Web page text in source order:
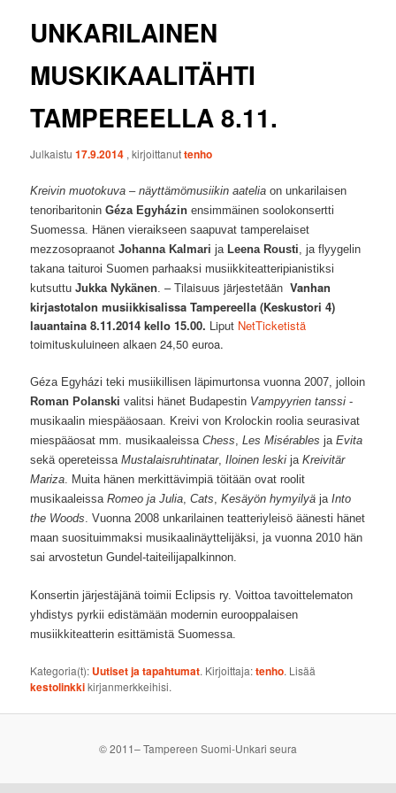
UNKARILAINEN
MUSKIKAALITÄHTI
TAMPEREELLA 8.11.
Julkaistu17.9.2014 , kirjoittanuttenho
Kreivin muotokuva – näyttämömusiikin aatelia on unkarilaisen
tenoribaritoninGéza Egyházin ensimmäinen soolokonsertti
Suomessa. Hänen vieraikseen saapuvat tamperelaiset
mezzosopraanotJohanna Kalmari jaLeena Rousti, ja flyygelin
takana taituroi Suomen parhaaksi musiikkiteatteripianistiksi
kutsuttuJukka Nykänen. – Tilaisuus järjestetäänVanhan
kirjastotalon musiikkisalissa Tampereella (Keskustori 4)
lauantaina 8.11.2014 kello 15.00. Liput NetTicketistä
toimituskuluineen alkaen 24,50 euroa.
Géza Egyházi teki musiikillisen läpimurtonsa vuonna 2007, jolloin
Roman Polanski valitsi hänet Budapestin Vampyyrien tanssi -
musikaalin miespääosaan. Kreivi von Krolockin roolia seurasivat
miespääosat mm. musikaaleissaChess,Les Misérables jaEvita
sekä opereteissaMustalaisruhtinatar,Iloinen leski jaKreivitär
Mariza. Muita hänen merkittävimpiä töitään ovat roolit
musikaaleissaRomeo ja Julia,Cats,Kesäyön hymyilyä jaInto
the Woods. Vuonna 2008 unkarilainen teatteriyleisö äänesti hänet
maan suosituimmaksi musikaalinäyttelijäksi, ja vuonna 2010 hän
sai arvostetun Gundel-taiteilijapalkinnon.
Konsertin järjestäjänä toimii Eclipsis ry. Voittoa tavoittelematon
yhdistys pyrkii edistämään modernin eurooppalaisen
musiikkiteatterin esittämistä Suomessa.
Kategoria(t): Uutiset ja tapahtumat. Kirjoittaja:tenho. Lisää
kestolinkkikirjanmerkkeihisi.
© 2011– Tampereen Suomi-Unkari seura